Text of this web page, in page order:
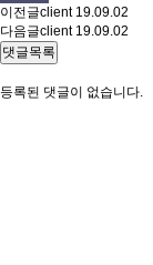
이전글client 19.09.02
다음글client 19.09.02
댓글목록
등록된 댓글이 없습니다.